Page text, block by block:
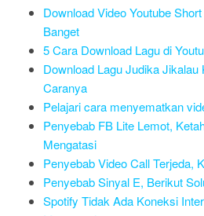
Download Video Youtube
Banget
5 Cara Download Lagu di
Download Lagu Judika
Caranya
Pelajari cara menyematkan
Penyebab FB Lite Lemot,
Mengatasi
Penyebab Video Call Terjeda,
Penyebab Sinyal E, Berikut
Spotify Tidak Ada Koneksi